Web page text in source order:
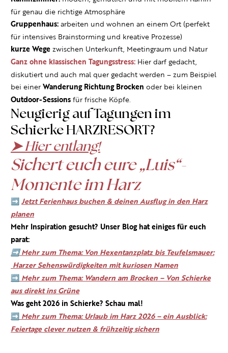
für genau die richtige Atmosphäre
Gruppenhaus: arbeiten und wohnen an einem Ort (perfekt
für intensives Brainstorming und kreative Prozesse)
kurze Wege zwischen Unterkunft, Meetingraum und Natur
Ganz ohne klassischen Tagungsstress: Hier darf gedacht,
diskutiert und auch mal quer gedacht werden – zum Beispiel
bei einer Wanderung Richtung Brocken oder bei kleinen
Outdoor-Sessions für frische Köpfe.
Neugierig auf Tagungen im
Schierke HARZRESORT?
➤ Hier entlang!
Sichert euch eure„Luis“-
Momente im Harz
➡ Jetzt Ferienhaus buchen & deinen Ausflug in den Harz
planen
Mehr Inspiration gesucht? Unser Blog hat einiges für euch
parat:
➡ Mehr zum Thema: Von Hexentanzplatz bis Teufelsmauer:
Harzer Sehenswürdigkeiten mit kuriosen Namen
➡ Mehr zum Thema: Wandern am Brocken – Von Schierke
aus direkt ins Grüne
Was geht 2026 in Schierke? Schau mal!
➡ Mehr zum Thema: Urlaub im Harz 2026 – ein Ausblick:
Feiertage clever nutzen & frühzeitig sichern